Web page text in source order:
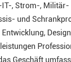
, Strom-, Militär-
und
Geschäft